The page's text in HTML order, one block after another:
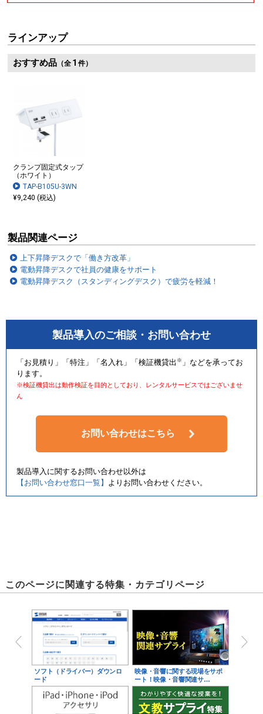
ラインアップ
おすすめ品（全 1 件）
クランプ固定式タップ
（ホワイト）
TAP-B105U-3WN
¥9,240 (税込)
製品関連ページ
上下昇降デスクで「働き方改革」
電動昇降デスクで社員の健康をサポート
電動昇降デスク（スタンディングデスク）で疲労を軽減！
製品導入のご相談・お問い合わせ
「お見積り」「特注」「名入れ」「検証機貸出 ※ 」などを承ってお
ります。
※検証機貸出は動作検証を目的としており、レンタルサービスではございませ
ん
お問い合わせはこちら
製品導入に関するお問い合わせ以外は
【お問い合わせ窓口一覧】 よりお問い合わせください。
このページに関連する特集・カテゴリページ
ソフト（ドライバー）ダウンロ
ード
映像・音響に関する現場をサポ
ート！映像・音響関連サ…